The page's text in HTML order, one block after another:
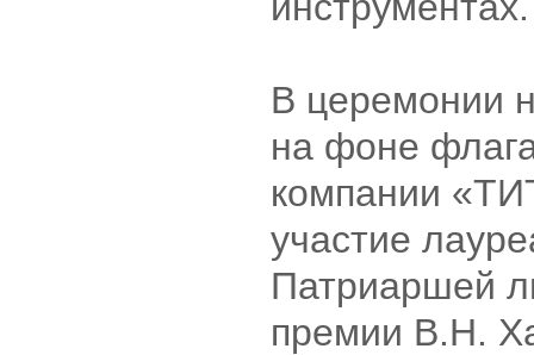
В церемонии
на фоне
компании
участие
Патриаршей
премии В.Н.